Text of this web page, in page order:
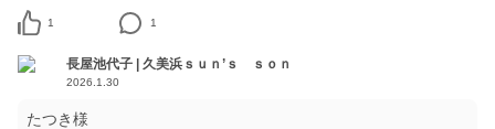
1 1
長屋池代子 | 久美浜ｓｕｎ’ｓ ｓｏｎ
2026.1.30
たつき様